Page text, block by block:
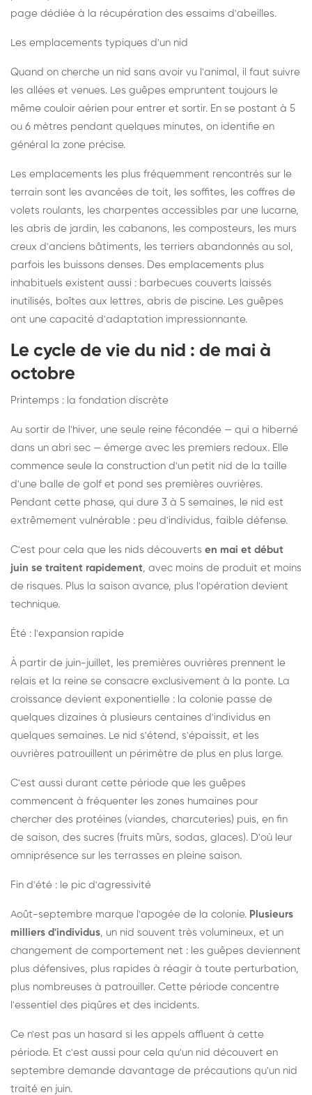
page dédiée à la récupération des essaims d'abeilles.
Les emplacements typiques d'un nid
Quand on cherche un nid sans avoir vu l'animal, il faut suivre
les allées et venues. Les guêpes empruntent toujours le
même couloir aérien pour entrer et sortir. En se postant à 5
ou 6 mètres pendant quelques minutes, on identifie en
général la zone précise.
Les emplacements les plus fréquemment rencontrés sur le
terrain sont les avancées de toit, les soffites, les coffres de
volets roulants, les charpentes accessibles par une lucarne,
les abris de jardin, les cabanons, les composteurs, les murs
creux d'anciens bâtiments, les terriers abandonnés au sol,
parfois les buissons denses. Des emplacements plus
inhabituels existent aussi : barbecues couverts laissés
inutilisés, boîtes aux lettres, abris de piscine. Les guêpes
ont une capacité d'adaptation impressionnante.
Le cycle de vie du nid : de mai à
octobre
Printemps : la fondation discrète
Au sortir de l'hiver, une seule reine fécondée — qui a hiberné
dans un abri sec — émerge avec les premiers redoux. Elle
commence seule la construction d'un petit nid de la taille
d'une balle de golf et pond ses premières ouvrières.
Pendant cette phase, qui dure 3 à 5 semaines, le nid est
extrêmement vulnérable : peu d'individus, faible défense.
C'est pour cela que les nids découverts en mai et début
juin se traitent rapidement, avec moins de produit et moins
de risques. Plus la saison avance, plus l'opération devient
technique.
Été : l'expansion rapide
À partir de juin-juillet, les premières ouvrières prennent le
relais et la reine se consacre exclusivement à la ponte. La
croissance devient exponentielle : la colonie passe de
quelques dizaines à plusieurs centaines d'individus en
quelques semaines. Le nid s'étend, s'épaissit, et les
ouvrières patrouillent un périmètre de plus en plus large.
C'est aussi durant cette période que les guêpes
commencent à fréquenter les zones humaines pour
chercher des protéines (viandes, charcuteries) puis, en fin
de saison, des sucres (fruits mûrs, sodas, glaces). D'où leur
omniprésence sur les terrasses en pleine saison.
Fin d'été : le pic d'agressivité
Août-septembre marque l'apogée de la colonie. Plusieurs
milliers d'individus, un nid souvent très volumineux, et un
changement de comportement net : les guêpes deviennent
plus défensives, plus rapides à réagir à toute perturbation,
plus nombreuses à patrouiller. Cette période concentre
l'essentiel des piqûres et des incidents.
Ce n'est pas un hasard si les appels affluent à cette
période. Et c'est aussi pour cela qu'un nid découvert en
septembre demande davantage de précautions qu'un nid
traité en juin.